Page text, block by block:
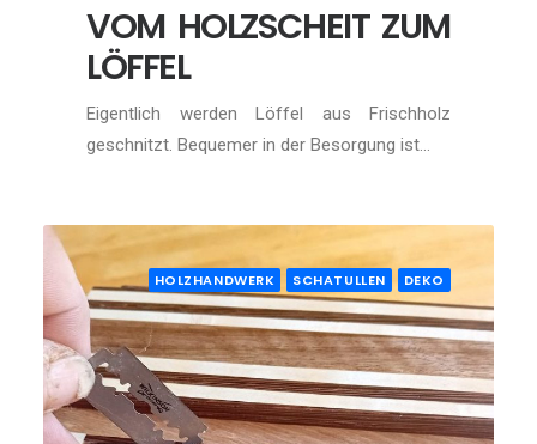
VOM HOLZSCHEIT ZUM
LÖFFEL
Eigentlich werden Löffel aus Frischholz
geschnitzt. Bequemer in der Besorgung ist…
HOLZHANDWERK SCHATULLEN DEKO